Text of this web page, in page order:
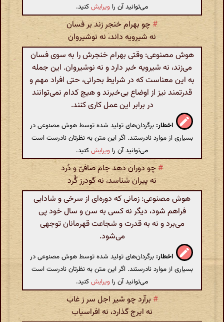
می‌توانید آن را ویرایشکنید.
# چو بهرام خنجر زند بر فسان
نه شیرویه داند، نه نوشیروان
هوش مصنوعی: وقتی بهرام خنجرش را به سوی فسان
می‌زند، نه شیرویه خبر دارد و نه نوشیروان. این جمله
به این معناست که در شرایط بحرانی، حتی افراد مهم و
قدرتمند نیز از اوضاع بی‌خبرند و هیچ کدام نمی‌توانند
در برابر این عمل کاری کنند.
اخطار: برگردان‌های تولید شده توسط هوش مصنوعی در
بسیاری از موارد نادرستند. اگر این متن به نظرتان نادرست است
می‌توانید آن را ویرایشکنید.
# چو دوران دهد جام صافیّ و دُرد
نه پیران شناسد، نه گودرز گُرد
هوش مصنوعی: زمانی که دوره‌ای از سرخی و شادابی
فراهم شود، دیگر نه کسی به سن و سال خود پی
می‌برد و نه به قدرت و شجاعت قهرمانان توجهی
می‌شود.
اخطار: برگردان‌های تولید شده توسط هوش مصنوعی در
بسیاری از موارد نادرستند. اگر این متن به نظرتان نادرست است
می‌توانید آن را ویرایشکنید.
# برآرد چو شیر اجل سر ز غاب
نه ایرج گذارد، نه افراسیاب